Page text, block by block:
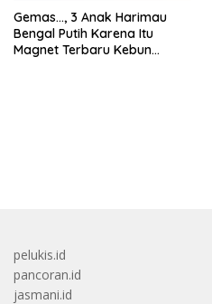
Gemas…, 3 Anak Harimau
Bengal Putih Karena Itu
Magnet Terbaru Kebun
pelukis.id
pancoran.id
jasmani.id